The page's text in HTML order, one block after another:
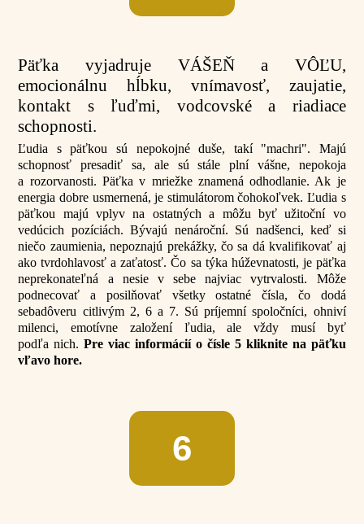
Päťka vyjadruje VÁŠEŇ a VÔĽU,
emocionálnu hĺbku, vnímavosť, zaujatie,
kontakt s ľuďmi, vodcovské a riadiace
schopnosti.
Ľudia s päťkou sú nepokojné duše, takí "machri". Majú
schopnosť presadiť sa, ale sú stále plní vášne, nepokoja
a rozorvanosti. Päťka v mriežke znamená odhodlanie. Ak je
energia dobre usmernená, je stimulátorom čohokoľvek. Ľudia s
päťkou majú vplyv na ostatných a môžu byť užitoční vo
vedúcich pozíciách. Bývajú nenároční. Sú nadšenci, keď si
niečo zaumienia, nepoznajú prekážky, čo sa dá kvalifikovať aj
ako tvrdohlavosť a zaťatosť. Čo sa týka húževnatosti, je päťka
neprekonateľná a nesie v sebe najviac vytrvalosti. Môže
podnecovať a posilňovať všetky ostatné čísla, čo dodá
sebadôveru citlivým 2, 6 a 7. Sú príjemní spoločníci, ohniví
milenci, emotívne založení ľudia, ale vždy musí byť
podľa nich.Pre viac informácií o čísle 5 kliknite na päťku
vľavo hore.
6